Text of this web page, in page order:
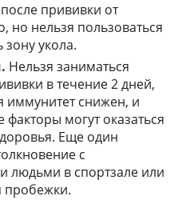
прививки от
но нельзя пользоваться
укола.
Нельзя заниматься
в течение 2 дней,
иммунитет снижен, и
могут оказаться
Еще один
с
людьми в спортзале или
пробежки.